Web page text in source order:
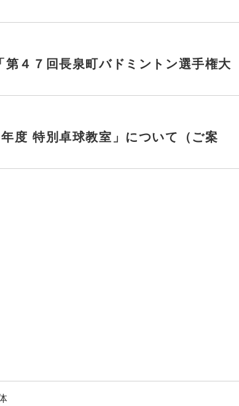
４７回長泉町バドミントン選手権大
度 特別卓球教室」について（ご案